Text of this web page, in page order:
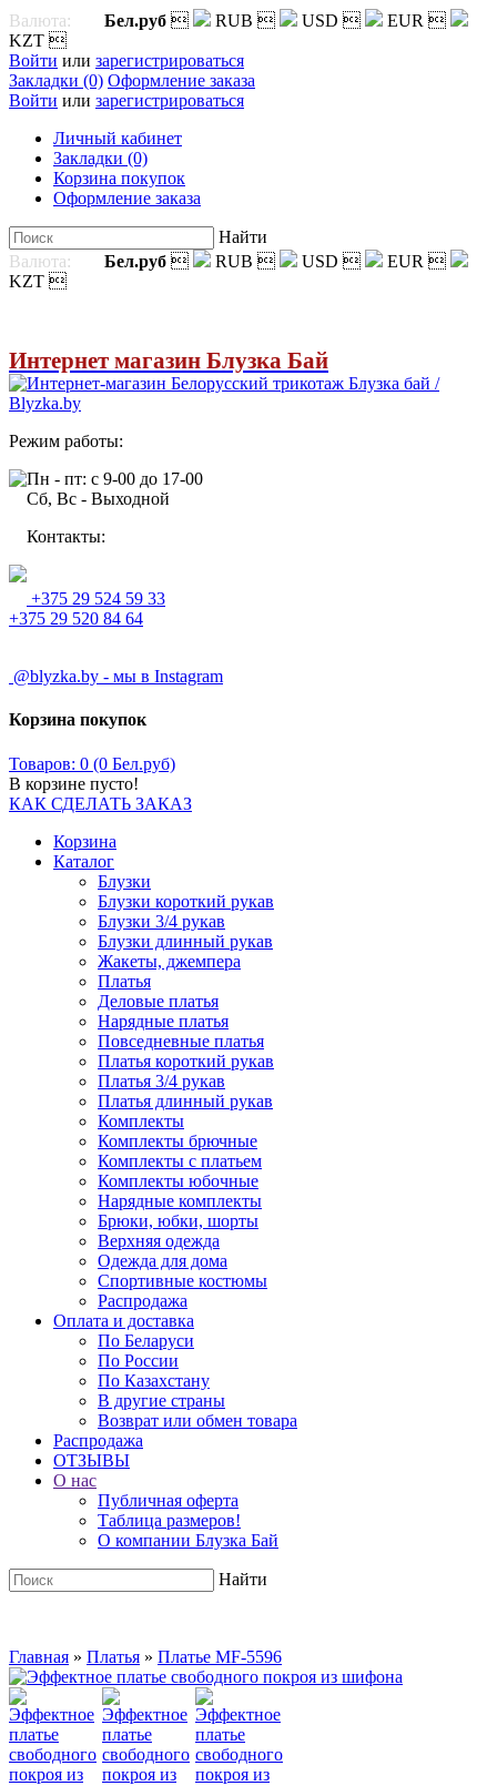
Валюта: Бел.руб  RUB  USD  EUR 
KZT 
Войти или зарегистрироваться
Закладки (0) Оформление заказа
Войти или зарегистрироваться
Личный кабинет
Закладки (0)
Корзина покупок
Оформление заказа
Найти
Валюта:
Бел.руб  RUB  USD  EUR 
KZT 
Интернет магазин Блузка Бай
Режим работы:
Пн - пт: с 9-00 до 17-00
Сб, Вс - Выходной
Контакты:
+375 29 524 59 33
+375 29 520 84 64
@blyzka.by - мы в Instagram
Корзина покупок
Товаров: 0 (0 Бел.руб)
В корзине пусто!
КАК СДЕЛАТЬ ЗАКАЗ
Корзина
Каталог
Блузки
Блузки короткий рукав
Блузки 3/4 рукав
Блузки длинный рукав
Жакеты, джемпера
Платья
Деловые платья
Нарядные платья
Повседневные платья
Платья короткий рукав
Платья 3/4 рукав
Платья длинный рукав
Комплекты
Комплекты брючные
Комплекты с платьем
Комплекты юбочные
Нарядные комплекты
Брюки, юбки, шорты
Верхняя одежда
Одежда для дома
Спортивные костюмы
Распродажа
Оплата и доставка
По Беларуси
По России
По Казахстану
В другие страны
Возврат или обмен товара
Распродажа
ОТЗЫВЫ
О нас
Публичная оферта
Таблица размеров!
О компании Блузка Бай
Найти
Главная » Платья » Платье MF-5596